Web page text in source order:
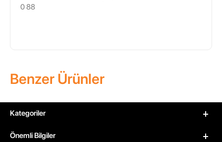
0 88
Benzer Ürünler
Kategoriler
Önemli Bilgiler